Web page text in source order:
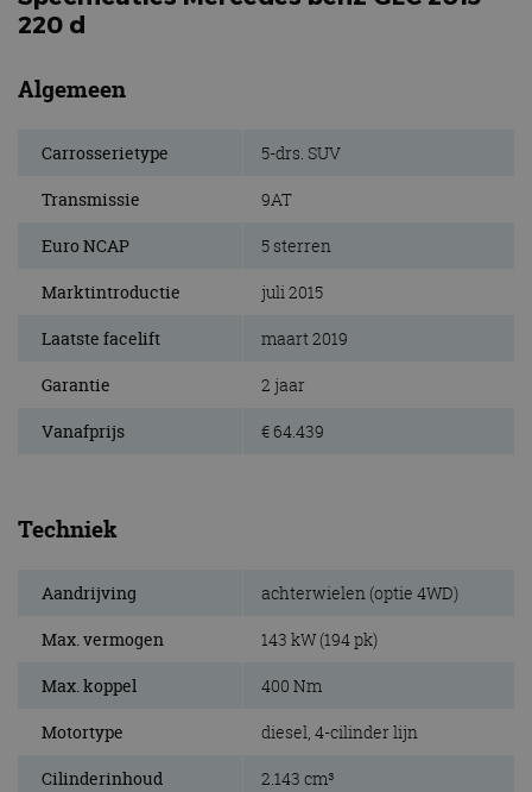
220 d
Algemeen
Carrosserietype 5-drs. SUV
Transmissie 9AT
Euro NCAP 5 sterren
Marktintroductie juli 2015
Laatste facelift maart 2019
Garantie 2 jaar
Vanafprijs € 64.439
Techniek
Aandrijving achterwielen (optie 4WD)
Max. vermogen 143 kW (194 pk)
Max. koppel 400 Nm
Motortype diesel, 4-cilinder lijn
Cilinderinhoud 2.143 cm³